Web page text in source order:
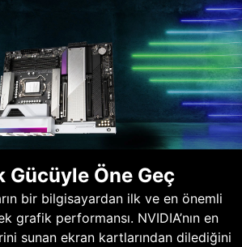
Gücüyle Öne Geç
bir bilgisayardan ilk ve en önemli
grafik performansı. NVIDIA’nın en
sunan ekran kartlarından dilediğini